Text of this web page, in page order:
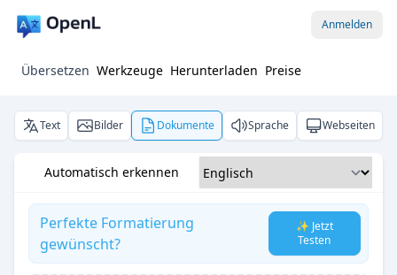
Anmelden
Übersetzen Werkzeuge Herunterladen Preise
Text Bilder Dokumente Sprache Webseiten
Automatisch erkennen
Perfekte Formatierung
gewünscht?
✨ Jetzt
Testen